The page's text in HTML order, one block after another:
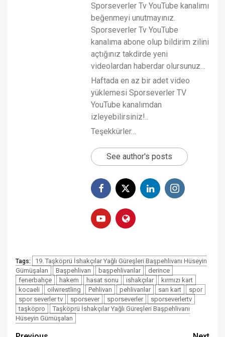
Sporseverler Tv YouTube kanalımı
beğenmeyi unutmayınız.
Sporseverler Tv YouTube
kanalıma abone olup bildirim zilini
açtığınız takdirde yeni
videolardan haberdar olursunuz…
Haftada en az bir adet video
yüklemesi Sporseverler TV
YouTube kanalımdan
izleyebilirsiniz!..
Teşekkürler…
See author's posts
Tags:
19. Taşköprü İshakçılar Yağlı Güreşleri Başpehlivanı Hüseyin
Gümüşalan
Başpehlivan başpehlivanlar
derince
fenerbahçe
hakem hasat sonu ishakçılar
kırmızı kart
kocaeli
oilwrestling Pehlivan pehlivanlar sarı kart
spor
spor severler tv
sporsever sporseverler
sporseverlertv
taşköpro
Taşköprü İshakçılar Yağlı Güreşleri Başpehlivanı
Hüseyin Gümüşalan